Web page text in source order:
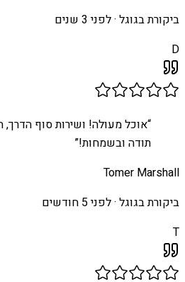
ביקורת בגוגל ·לפני 3 שנים
D
“אוכל מעולה! ושירות סוף
תודה ובשמחות!”
Tomer Marshall
ביקורת בגוגל ·לפני 5 חודשים
T